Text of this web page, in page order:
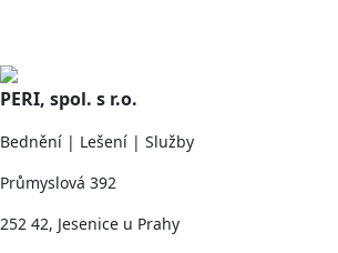
PERI, spol. s r.o.
Bednění | Lešení | Služby
Průmyslová 392
252 42, Jesenice u Prahy